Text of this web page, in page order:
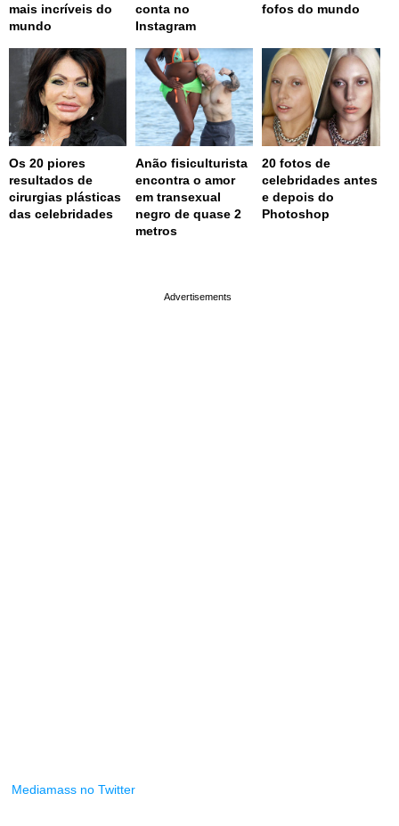
mais incríveis do
mundo
conta no
Instagram
fofos do mundo
Os 20 piores
resultados de
cirurgias plásticas
das celebridades
Anão fisiculturista
encontra o amor
em transexual
negro de quase 2
metros
20 fotos de
celebridades antes
e depois do
Photoshop
Mediamass no Twitter